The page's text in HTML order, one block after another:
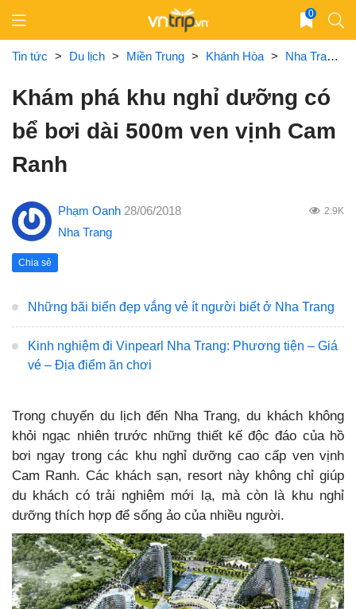
content
0
Tin tức > Du lịch > Miền Trung > Khánh Hòa > Nha Trang
Khám phá khu nghỉ dưỡng có
bể bơi dài 500m ven vịnh Cam
Ranh
Phạm Oanh 28/06/2018 2.9K
Nha Trang
Chia sẻ
Những bãi biển đẹp vắng vẻ ít người biết ở Nha Trang
Kinh nghiệm đi Vinpearl Nha Trang: Phương tiện – Giá
vé – Địa điểm ăn chơi
Trong chuyến du lịch đến Nha Trang, du khách không
khỏi ngạc nhiên trước những thiết kế độc đáo của hồ
bơi ngay trong các khu nghỉ dưỡng cao cấp ven vịnh
Cam Ranh. Các khách sạn, resort này không chỉ giúp
du khách có trải nghiệm mới lạ, mà còn là khu nghỉ
dưỡng thích hợp để sống ảo của nhiều người.